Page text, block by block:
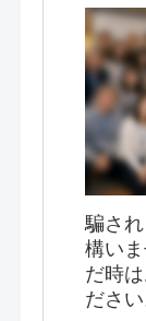
騙さ
構い
だ時
ださい